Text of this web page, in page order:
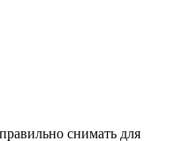
снимать для